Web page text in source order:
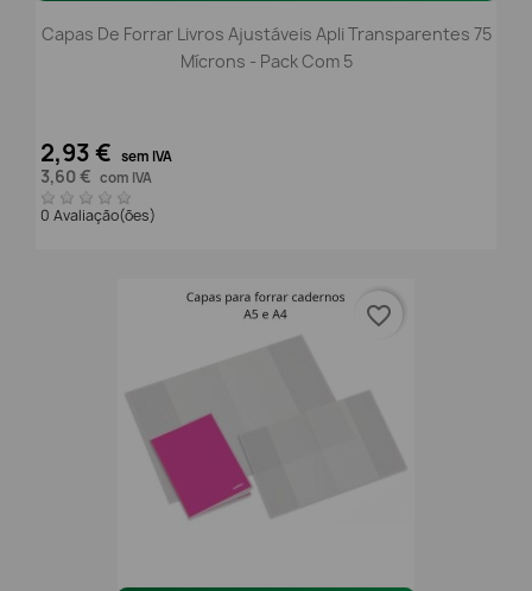
Capas De Forrar Livros Ajustáveis Apli Transparentes 75
Mícrons - Pack Com 5
2,93 € sem IVA
3,60 € com IVA
0 Avaliação(ões)
favorite_border